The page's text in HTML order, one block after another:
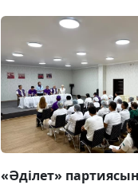
«Әділет»